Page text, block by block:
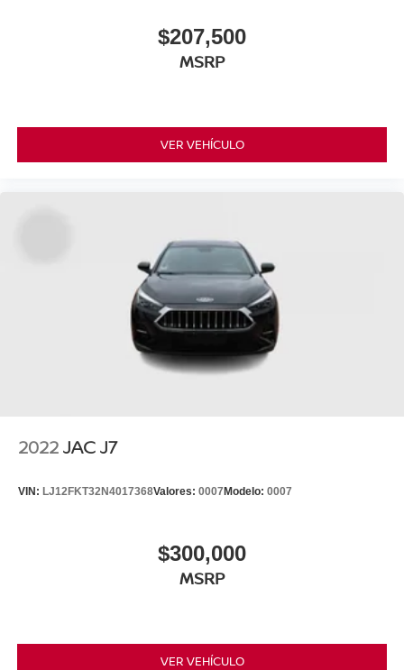
$207,500
MSRP
VER VEHÍCULO
2022JAC J7
VIN: LJ12FKT32N4017368Valores: 0007Modelo: 0007
$300,000
MSRP
VER VEHÍCULO